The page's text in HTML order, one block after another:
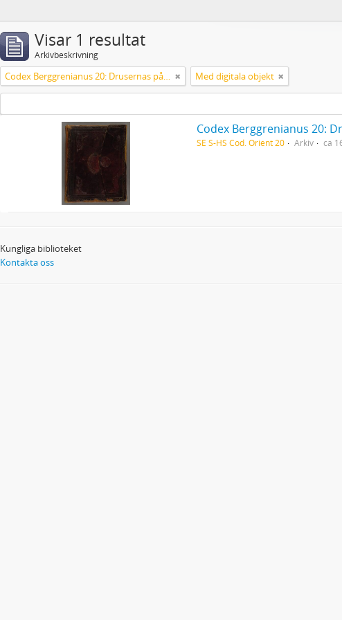
Visar 1 resultat
Arkivbeskrivning
Codex Berggrenianus 20: Drusernas på Libanon heliga bok Med digitala objekt
Codex Berggrenianus 20:
SE S-HS Cod. Orient 20 Arkiv ca
Kungliga biblioteket
Kontakta oss